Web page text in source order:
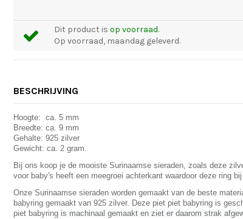
Dit product is op voorraad.
Op voorraad, maandag geleverd.
BESCHRIJVING
Hoogte: ca. 5 mm
Breedte: ca. 9 mm
Gehalte: 925 zilver
Gewicht: ca. 2 gram.
Bij ons koop je de mooiste Surinaamse sieraden, zoals deze
voor baby's heeft een meegroei achterkant waardoor deze ring
Onze Surinaamse sieraden worden gemaakt van de beste
babyring gemaakt van 925 zilver. Deze piet piet babyring is
piet babyring is machinaal gemaakt en ziet er daarom strak